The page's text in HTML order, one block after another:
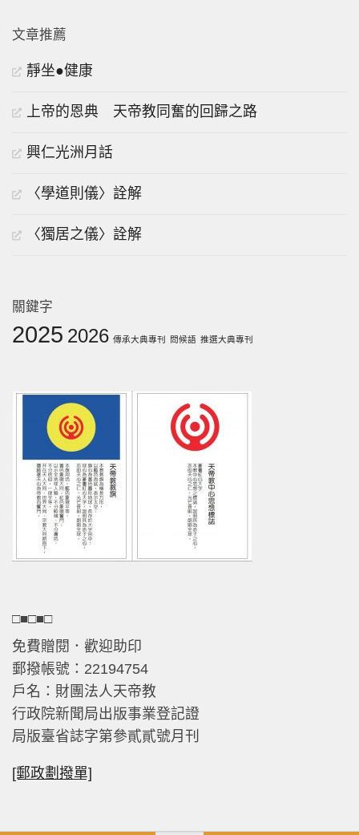
文章推薦
靜坐●健康
上帝的恩典 天帝教同奮的回歸之路
興仁光洲月話
〈學道則儀〉詮解
〈獨居之儀〉詮解
關鍵字
2025 2026 傳承大典專刊 問候語 推選大典專刊
□■□■□
免費贈閱．歡迎助印
郵撥帳號：22194754
戶名：財團法人天帝教
行政院新聞局出版事業登記證
局版臺省誌字第參貳貳號月刊
[郵政劃撥單]